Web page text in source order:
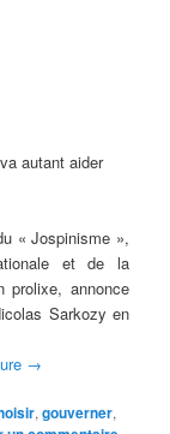
autant aider
« Jospinisme »,
et de la
prolixe, annonce
Sarkozy en
→
,gouverner,